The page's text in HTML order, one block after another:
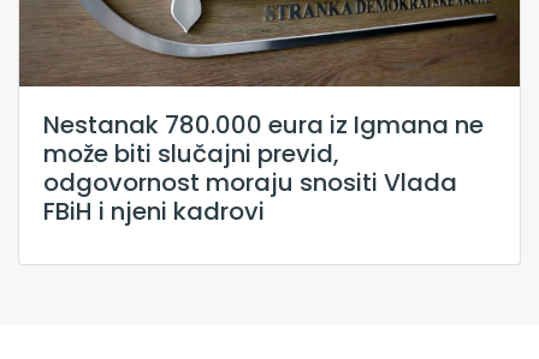
Nestanak 780.000 eura iz Igmana ne
može biti slučajni previd,
odgovornost moraju snositi Vlada
FBiH i njeni kadrovi